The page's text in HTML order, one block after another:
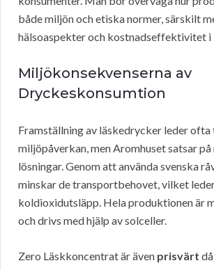
både miljön och etiska normer, särskilt
hälsoaspekter och kostnadseffektivitet i
Miljökonsekvenserna av
Dryckeskonsumtion
Framställning av läskedrycker leder
miljöpåverkan, men Aromhuset satsar
lösningar. Genom att använda svenska
minskar de transportbehovet, vilket
koldioxidutsläpp. Hela produktionen är
och drivs med hjälp av solceller.
Zero Läskkoncentrat är även prisvärt